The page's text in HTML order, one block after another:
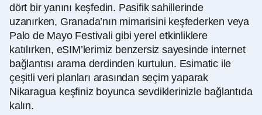
dört bir yanını keşfedin. Pasifik sahillerinde
uzanırken, Granada’nın mimarisini keşfederken veya
Palo de Mayo Festivali gibi yerel etkinliklere
katılırken, eSIM’lerimiz benzersiz sayesinde internet
bağlantısı arama derdinden kurtulun. Esimatic ile
çeşitli veri planları arasından seçim yaparak
Nikaragua keşfiniz boyunca sevdiklerinizle bağlantıda
kalın.